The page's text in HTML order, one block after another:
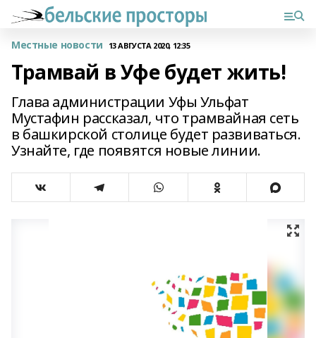
Местные новости 13 АВГУСТА 2020, 12:35
Трамвай в Уфе будет жить!
Глава администрации Уфы Ульфат
Мустафин рассказал, что трамвайная сеть
в башкирской столице будет развиваться.
Узнайте, где появятся новые линии.